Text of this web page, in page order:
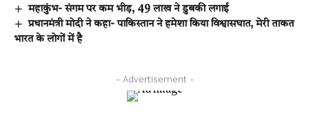
महाकुंभ- संगम पर कम भीड़, 49 लाख ने डुबकी लगाई
प्रधानमंत्री मोदी ने कहा- पाकिस्तान ने हमेशा किया विश्वासघात, मेरी ताकत
भारत के लोगों में है
- Advertisement -